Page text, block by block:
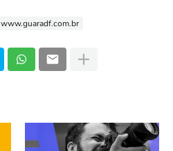
www.guaradf.com.br